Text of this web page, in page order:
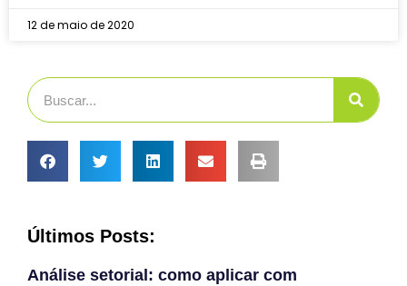
12 de maio de 2020
Últimos Posts:
Análise setorial: como aplicar com